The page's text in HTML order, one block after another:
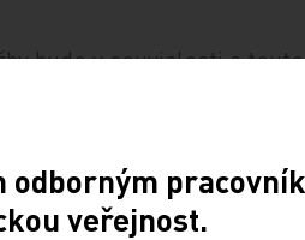
bude v souvislosti s
telefonního operátora.
údajně nedovolal,
kdyby zavolal na 112,
odborným
veřejnost.